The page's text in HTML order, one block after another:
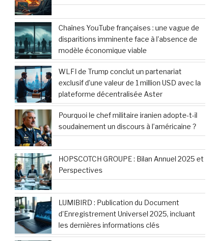
Chaînes YouTube françaises : une vague de
disparitions imminente face à l’absence de
modèle économique viable
WLFI de Trump conclut un partenariat
exclusif d’une valeur de 1 million USD avec la
plateforme décentralisée Aster
Pourquoi le chef militaire iranien adopte-t-il
soudainement un discours à l’américaine ?
HOPSCOTCH GROUPE : Bilan Annuel 2025 et
Perspectives
LUMIBIRD : Publication du Document
d’Enregistrement Universel 2025, incluant
les dernières informations clés